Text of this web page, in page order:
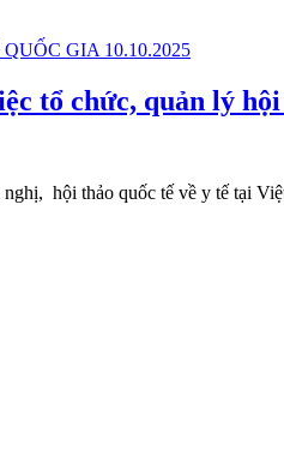
tổ chức, quản lý
hội thảo quốc tế về y tế tại